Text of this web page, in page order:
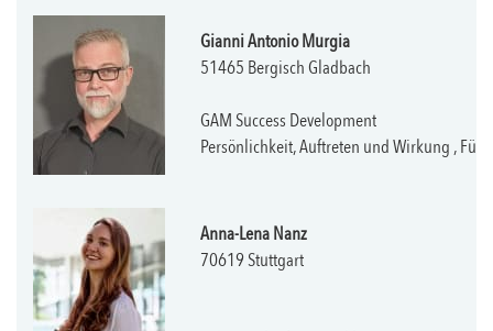
Gianni Antonio Murgia
51465 Bergisch Gladbach
GAM Success Development
Persönlichkeit, Auftreten und Wirkung ,
Anna-Lena Nanz
70619 Stuttgart